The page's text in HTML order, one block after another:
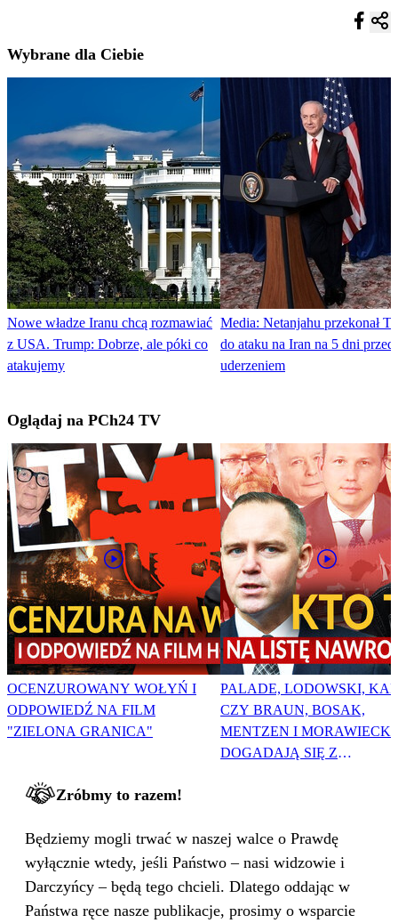
Wybrane dla Ciebie
Nowe władze Iranu chcą rozmawiać
z USA. Trump: Dobrze, ale póki co
atakujemy
Media: Netanjahu przekonał
do ataku na Iran na 5 dni przed
uderzeniem
Oglądaj na PCh24 TV
OCENZUROWANY WOŁYŃ I
ODPOWIEDŹ NA FILM
"ZIELONA GRANICA"
PALADE, LODOWSKI,
CZY BRAUN, BOSAK,
MENTZEN I MORAWIECKI
DOGADAJĄ SIĘ Z
Zróbmy to razem!
Będziemy mogli trwać w naszej walce o Prawdę
wyłącznie wtedy, jeśli Państwo – nasi widzowie i
Darczyńcy – będą tego chcieli. Dlatego oddając w
Państwa ręce nasze publikacje, prosimy o wsparcie